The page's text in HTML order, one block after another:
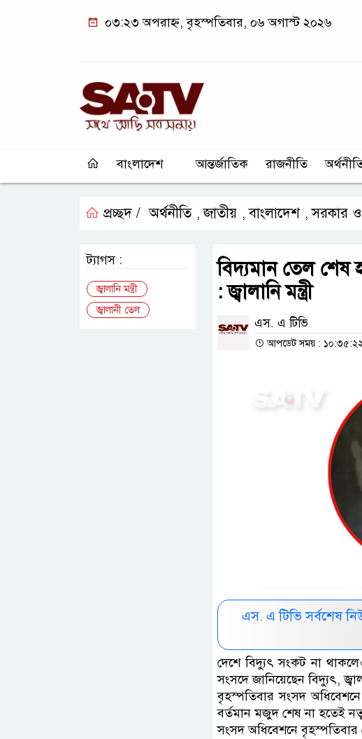
০৩:২৩ অপরাহ্ন, বৃহস্পতিবার, ০৬ অগাস্ট ২০২৬
বাংলাদেশ আন্তর্জাতিক রাজনীতি
প্রচ্ছদ / অর্থনীতি ,জাতীয় ,বাংলাদেশ ,সরকার ও
বিদ্যমান তেল
: জ্বালানি মন্ত্রী
এস. এ টিভি
আপডেট সময় : ১০:৩৫:২২
এস. এ টিভি সর্বশেষ
দেশে বিদ্যুৎ সংকট না
সংসদে জানিয়েছেন বিদ্যুৎ,
বৃহস্পতিবার সংসদ অধিবেশনে
বর্তমান মজুদ শেষ না হতেই
সংসদ অধিবেশনে বৃহস্পতিবার
ট্যাগস :
জ্বালানি মন্ত্রী
জ্বালানী তেল